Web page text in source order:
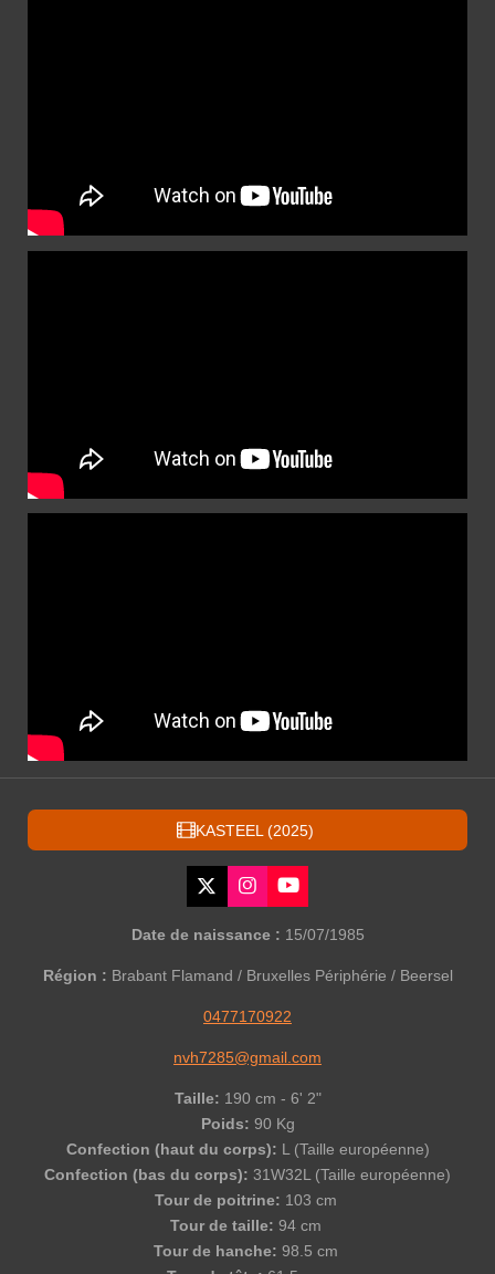
KASTEEL (2025)
X
I
n
s
g
a
Y
o
u
b
Date de naissance : 15/07/1985
Région : Brabant Flamand / Bruxelles Périphérie / Beersel
0477170922
nvh7285@gmail.com
Taille: 190 cm - 6' 2"
Poids: 90 Kg
Confection (haut du corps): L (Taille européenne)
Confection (bas du corps): 31W32L (Taille européenne)
Tour de poitrine: 103 cm
Tour de taille: 94 cm
Tour de hanche: 98.5 cm